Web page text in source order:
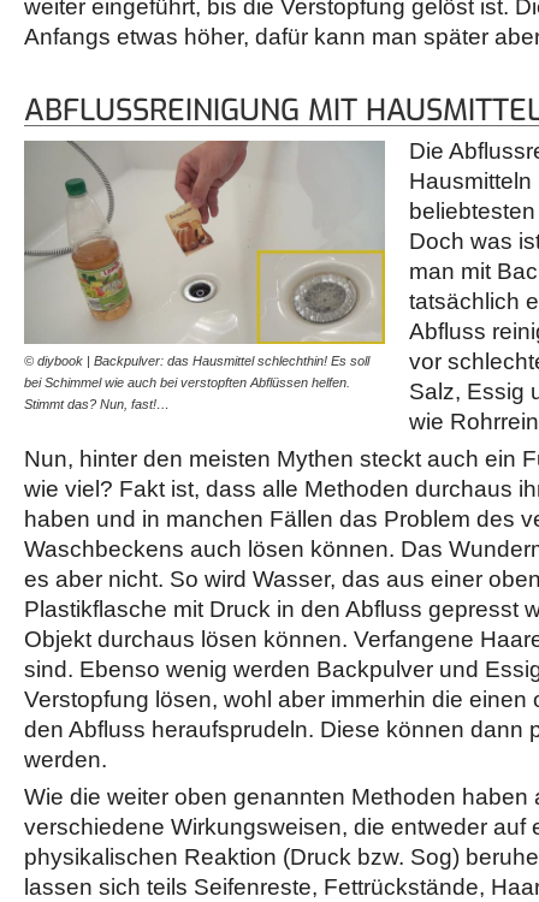
weiter eingeführt, bis die Verstopfung gelöst ist.
Anfangs etwas höher, dafür kann man später
ABFLUSSREINIGUNG MIT
© diybook | Backpulver: das Hausmittel schlechthin! Es soll
bei Schimmel wie auch bei verstopften Abflüssen helfen.
Stimmt das? Nun, fast!…
Die
Hausmitteln
Doch was
man mit
tatsächlich
Abfluss
vor
Salz, Essig
wie
Nun, hinter den meisten Mythen steckt auch ein
wie viel? Fakt ist, dass alle Methoden durchaus
haben und in manchen Fällen das Problem des
Waschbeckens auch lösen können. Das
es aber nicht. So wird Wasser, das aus einer
Plastikflasche mit Druck in den Abfluss gepresst
Objekt durchaus lösen können. Verfangene
sind. Ebenso wenig werden Backpulver und
Verstopfung lösen, wohl aber immerhin die einen
den Abfluss heraufsprudeln. Diese können dann
werden.
Wie die weiter oben genannten Methoden haben
verschiedene Wirkungsweisen, die entweder auf
physikalischen Reaktion (Druck bzw. Sog)
lassen sich teils Seifenreste, Fettrückstände,